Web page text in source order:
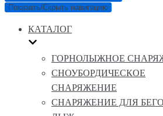
Показать/Скрыть навигацию
КАТАЛОГ
ГОРНОЛЫЖНОЕ
СНОУБОРДИЧЕСКОЕ
СНАРЯЖЕНИЕ
СНАРЯЖЕНИЕ ДЛЯ